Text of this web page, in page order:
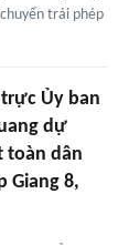
trái phép
Ủy ban
dự
toàn dân
Giang 8,